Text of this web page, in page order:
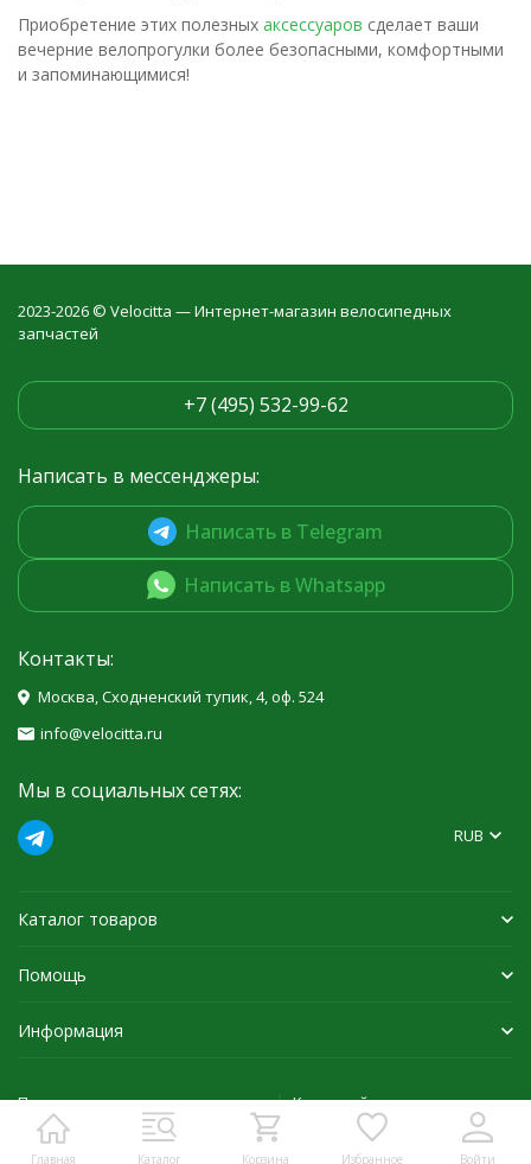
Приобретение этих полезных аксессуаров сделает ваши
вечерние велопрогулки более безопасными, комфортными
и запоминающимися!
Главная Каталог Корзина Избранное Войти
2023-2026 © Velocitta — Интернет-магазин велосипедных
запчастей
+7 (495) 532-99-62
Написать в мессенджеры:
Написать в Telegram
Написать в Whatsapp
Контакты:
Москва, Сходненский тупик, 4, оф. 524
info@velocitta.ru
Мы в социальных сетях:
RUB
Каталог товаров
Помощь
Информация
Политика персональных данных Карта сайта